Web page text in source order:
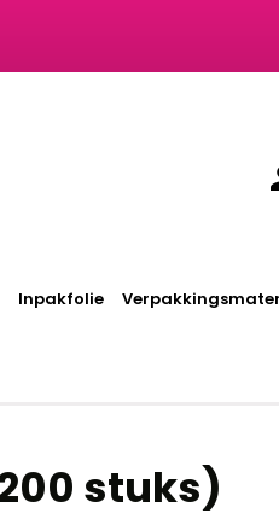
Inpakfolie
stuks)